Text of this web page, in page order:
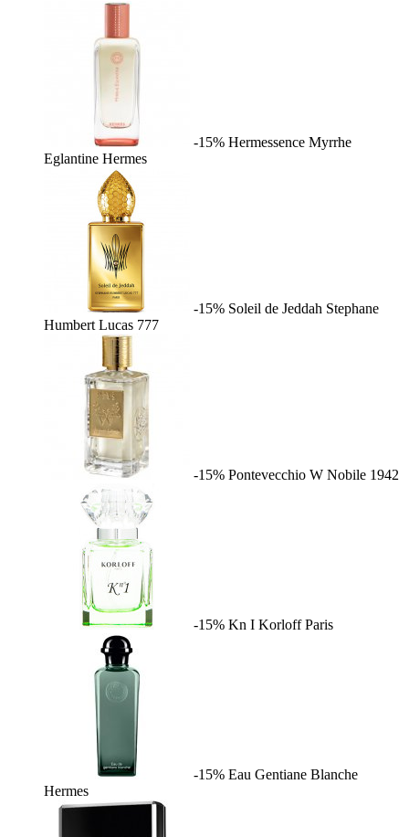
-15% Hermessence Myrrhe
Eglantine Hermes
-15% Soleil de Jeddah Stephane
Humbert Lucas 777
-15% Pontevecchio W Nobile 1942
-15% Kn I Korloff Paris
-15% Eau Gentiane Blanche
Hermes